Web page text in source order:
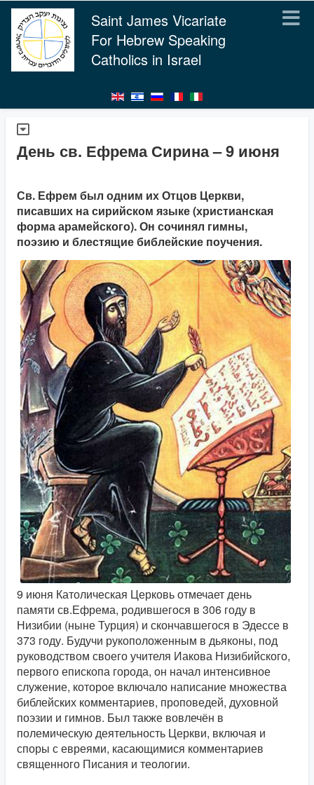
Saint James Vicariate
For Hebrew Speaking
Catholics in Israel
День св. Ефрема Сирина – 9 июня
Св. Ефрем был одним их Отцов Церкви,
писавших на сирийском языке (христианская
форма арамейского). Он сочинял гимны,
поэзию и блестящие библейские поучения.
9 июня Католическая Церковь отмечает день
памяти св.Ефрема, родившегося в 306 году в
Низибии (ныне Турция) и скончавшегося в Эдессе в
373 году. Будучи рукоположенным в дьяконы, под
руководством своего учителя Иакова Низибийского,
первого епископа города, он начал интенсивное
служение, которое включало написание множества
библейских комментариев, проповедей, духовной
поэзии и гимнов. Был также вовлечён в
полемическую деятельность Церкви, включая и
споры с евреями, касающимися комментариев
священного Писания и теологии.